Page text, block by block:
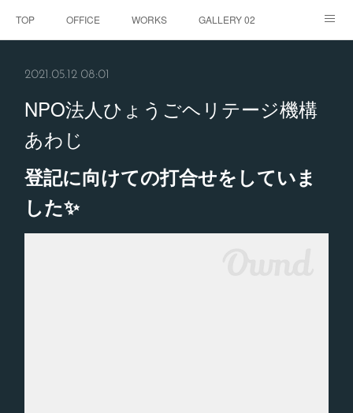
TOP OFFICE WORKS GALLERY 02
2021.05.12 08:01
NPO法人ひょうごヘリテージ機構
あわじ
登記に向けての打合せをしていま
した✨